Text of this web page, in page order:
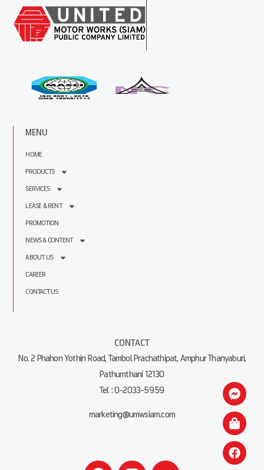
MENU
HOME
PRODUCTS
SERVICES
LEASE & RENT
PROMOTION
NEWS & CONTENT
ABOUT US
CAREER
CONTACT US
CONTACT
No. 2 Phahon Yothin Road, Tambol Prachathipat, Amphur Thanyaburi,
Pathumthani 12130
Tel : 0-2033-5959
marketing@umwsiam.com